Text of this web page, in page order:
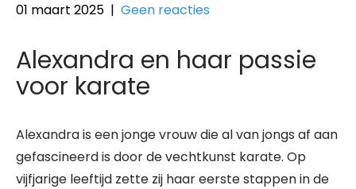
01 maart 2025 | Geen reacties
Alexandra en haar passie
voor karate
Alexandra is een jonge vrouw die al van jongs af aan
gefascineerd is door de vechtkunst karate. Op
vijfjarige leeftijd zette zij haar eerste stappen in de